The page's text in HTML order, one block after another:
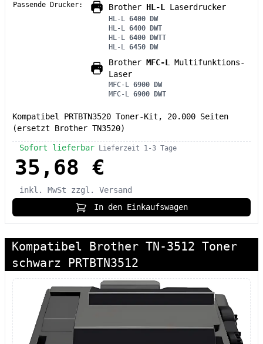
Passende Drucker:
Brother HL-L Laserdrucker
HL-L 6400 DW
HL-L 6400 DWT
HL-L 6400 DWTT
HL-L 6450 DW
Brother MFC-L Multifunktions-
Laser
MFC-L 6900 DW
MFC-L 6900 DWT
Kompatibel PRTBTN3520 Toner-Kit, 20.000 Seiten
(ersetzt Brother TN3520)
Sofort lieferbar Lieferzeit 1-3 Tage
35,68 €
inkl. MwSt
zzgl. Versand
In den Einkaufswagen
Kompatibel Brother TN-3512 Toner
schwarz PRTBTN3512